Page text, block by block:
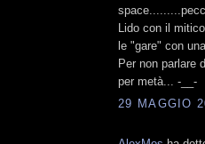
Lido con il
le "gare" con
Per non parlare
per metà... -__-
29 MAGGIO